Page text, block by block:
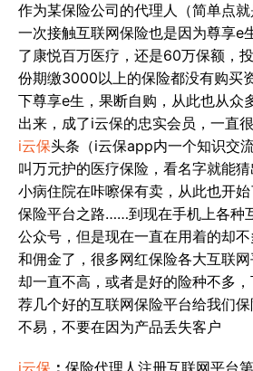
作为某保险公司的代理人（简单点
一次接触互联网保险也是因为尊享e
了康悦百万医疗，还是60万保额，
份期缴3000以上的保险都没有购买
下尊享e生，果断自购，从此也从众
出来，成了i云保的忠实会员，一直
i云保头条（i云保app内一个知识交
叫万元护的医疗保险，看名字就能
小病住院在咔嚓保有卖，从此也开
保险平台之路……到现在手机上各种
公众号，但是现在一直在用着的却
和佣金了，很多网红保险各大互联
却一直不高，或者是好的险种不多
荐几个好的互联网保险平台给我们
不易，不要在因为产品丢失客户
i云保 ： 保险代理人注册互联网平台